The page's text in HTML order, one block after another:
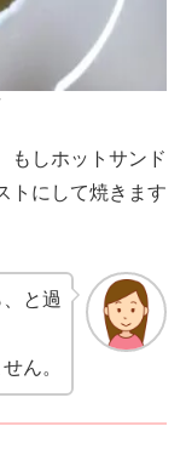
もしホットサンド
トにして焼きます
と過
ん。